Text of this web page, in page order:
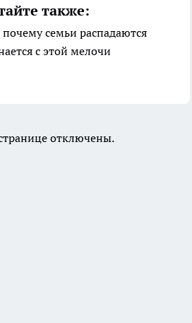
также:
семьи распадаются
с этой мелочи
отключены.